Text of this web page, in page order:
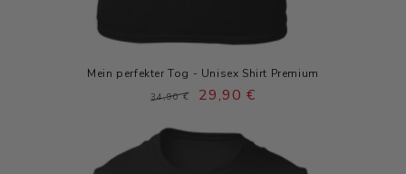
Mein perfekter Tog - Unisex Shirt Premium
Normaler
34,90 €
Verkaufspreis
29,90 €